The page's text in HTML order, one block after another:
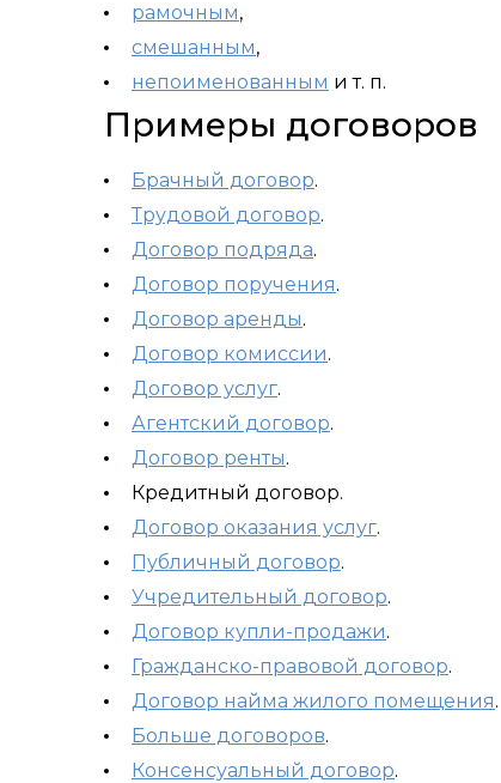
рамочным,
смешанным,
непоименованным и т. п.
Примеры договоров
Брачный договор.
Трудовой договор.
Договор подряда.
Договор поручения.
Договор аренды.
Договор комиссии.
Договор услуг.
Агентский договор.
Договор ренты.
Кредитный договор.
Договор оказания услуг.
Публичный договор.
Учредительный договор.
Договор купли-продажи.
Гражданско-правовой договор.
Договор найма жилого помещения.
Больше договоров.
Консенсуальный договор.